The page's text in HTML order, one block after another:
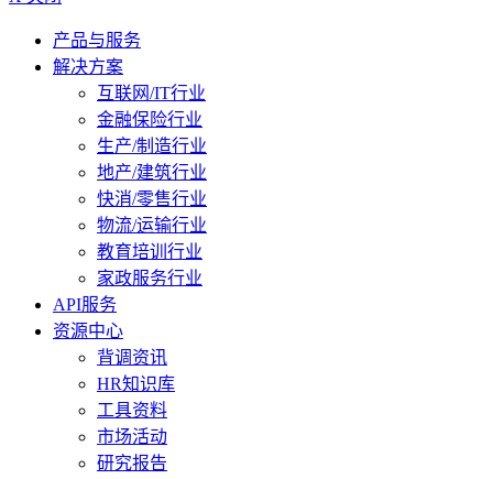
产品与服务
解决方案
互联网/IT行业
金融保险行业
生产/制造行业
地产/建筑行业
快消/零售行业
物流/运输行业
教育培训行业
家政服务行业
API服务
资源中心
背调资讯
HR知识库
工具资料
市场活动
研究报告